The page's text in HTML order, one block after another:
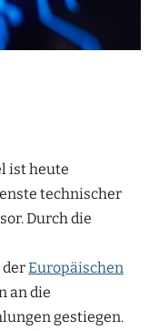
ist heute
technischer
Durch die
derEuropäischen
an die
gestiegen.